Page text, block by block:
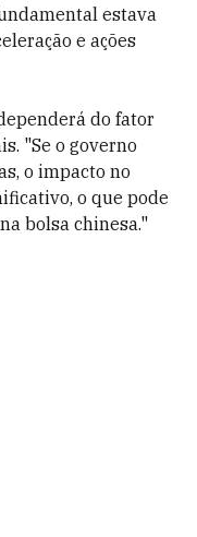
estava
e ações
do fator
"Se o governo
o impacto no
o que pode
bolsa chinesa."